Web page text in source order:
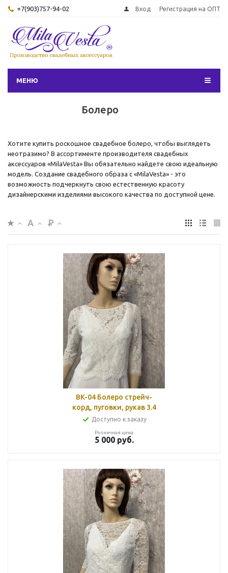
+7(903)757-94-02 Вход Регистрация на ОПТ
МЕНЮ
Болеро
Хотите купить роскошное свадебное болеро, чтобы выглядеть
неотразимо? В ассортименте производителя свадебных
аксессуаров «MilaVesta» Вы обязательно найдете свою идеальную
модель. Создание свадебного образа с «MilaVesta» - это
возможность подчеркнуть свою естественную красоту
дизайнерскими изделиями высокого качества по доступной цене.
BK-04 Болеро стрейч-
корд, пуговки, рукав 3.4
Доступно к заказу
Розничная цена
5 000руб.